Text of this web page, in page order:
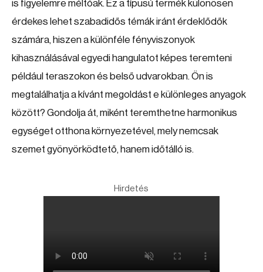
is figyelemre méltóak. Ez a típusú termék különösen
érdekes lehet szabadidős témák iránt érdeklődők
számára, hiszen a különféle fényviszonyok
kihasználásával egyedi hangulatot képes teremteni
például teraszokon és belső udvarokban. Ön is
megtalálhatja a kívánt megoldást e különleges anyagok
között? Gondolja át, miként teremthetne harmonikus
egységet otthona környezetével, mely nemcsak
szemet gyönyörködtető, hanem időtálló is.
Hirdetés